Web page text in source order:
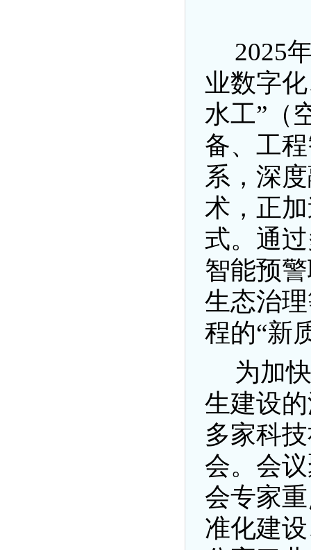
2025
业数字
水工”
备、工
系，深
术，正
式。通
智能预
生态治
程的“新
为加
生建设
多家科
会。会
会专家
准化建